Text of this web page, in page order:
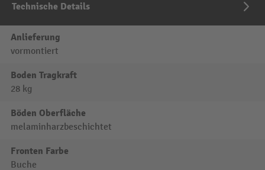
Technische Details
Anlieferung
vormontiert
Boden Tragkraft
28 kg
Böden Oberfläche
melaminharzbeschichtet
Fronten Farbe
Buche